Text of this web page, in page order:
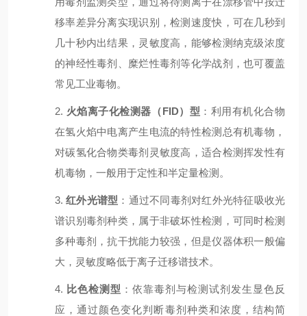
移率差异分离实现识别，检测速度快，可在几秒到
几十秒内出结果，灵敏度高，能够检测纳克级浓度
的神经性毒剂、糜烂性毒剂等化学战剂，也可覆盖
常见工业毒物。
2. 火焰离子化检测器（FID）型 ：利用有机化合物
在氢火焰中电离产生电流的特性检测总有机毒物，
对碳氢化合物类毒剂灵敏度高，适合检测挥发性有
机毒物，一般用于定性和半定量检测。
3.红外光谱型 ：通过不同毒剂对红外光特征吸收光
谱识别毒剂种类，属于非破坏性检测，可同时检测
多种毒剂，抗干扰能力较强，但是仪器体积一般偏
大，灵敏度略低于离子迁移谱技术。
4. 比色检测型 ：依靠毒剂与检测试剂发生显色反
应，通过颜色变化判断毒剂种类和浓度，结构简